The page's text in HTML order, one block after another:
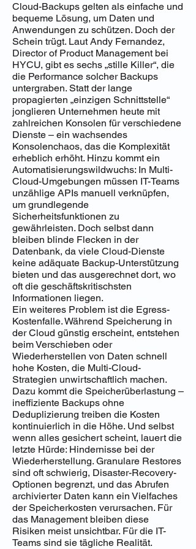
Cloud-Backups gelten als einfache und
bequeme Lösung, um Daten und
Anwendungen zu schützen. Doch der
Schein trügt. Laut Andy Fernandez,
Director of Product Management bei
HYCU, gibt es sechs „stille Killer“, die
die Performance solcher Backups
untergraben. Statt der lange
propagierten „einzigen Schnittstelle“
jonglieren Unternehmen heute mit
zahlreichen Konsolen für verschiedene
Dienste – ein wachsendes
Konsolenchaos, das die Komplexität
erheblich erhöht. Hinzu kommt ein
Automatisierungswildwuchs: In Multi-
Cloud-Umgebungen müssen IT-Teams
unzählige APIs manuell verknüpfen,
um grundlegende
Sicherheitsfunktionen zu
gewährleisten. Doch selbst dann
bleiben blinde Flecken in der
Datenbank, da viele Cloud-Dienste
keine adäquate Backup-Unterstützung
bieten und das ausgerechnet dort, wo
oft die geschäftskritischsten
Informationen liegen.
Ein weiteres Problem ist die Egress-
Kostenfalle. Während Speicherung in
der Cloud günstig erscheint, entstehen
beim Verschieben oder
Wiederherstellen von Daten schnell
hohe Kosten, die Multi-Cloud-
Strategien unwirtschaftlich machen.
Dazu kommt die Speicherüberlastung –
ineffiziente Backups ohne
Deduplizierung treiben die Kosten
kontinuierlich in die Höhe. Und selbst
wenn alles gesichert scheint, lauert die
letzte Hürde: Hindernisse bei der
Wiederherstellung. Granulare Restores
sind oft schwierig, Disaster-Recovery-
Optionen begrenzt, und das Abrufen
archivierter Daten kann ein Vielfaches
der Speicherkosten verursachen. Für
das Management bleiben diese
Risiken meist unsichtbar. Für die IT-
Teams sind sie tägliche Realität.